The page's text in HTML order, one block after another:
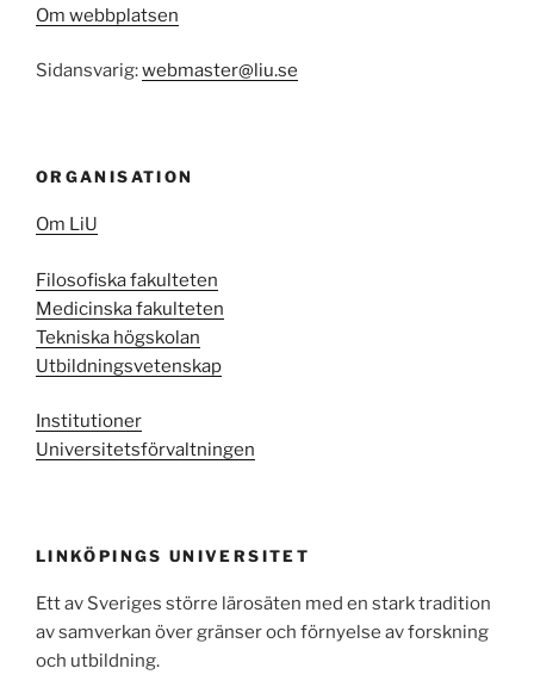
Om webbplatsen
Sidansvarig:webmaster@liu.se
ORGANISATION
Om LiU
Filosofiska fakulteten
Medicinska fakulteten
Tekniska högskolan
Utbildningsvetenskap
Institutioner
Universitetsförvaltningen
LINKÖPINGS UNIVERSITET
Ett av Sveriges större lärosäten med en stark tradition
av samverkan över gränser och förnyelse av forskning
och utbildning.